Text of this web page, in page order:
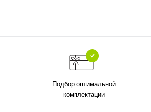
Подбор оптимальной
комплектации